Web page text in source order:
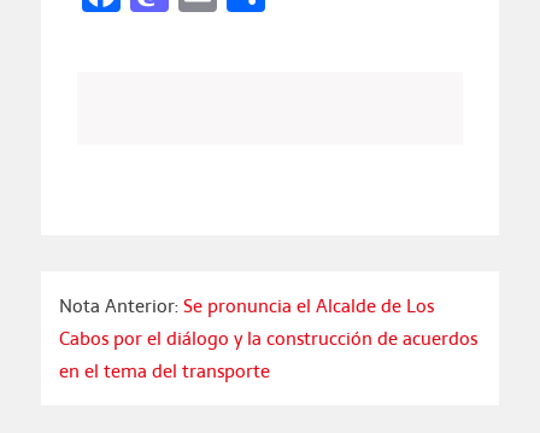
Nota Anterior:Se pronuncia el Alcalde de Los
Cabos por el diálogo y la construcción de acuerdos
en el tema del transporte